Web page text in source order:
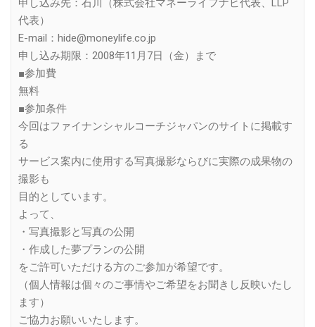
申し込み先：石川（株式会社マネーライフナビ代表、LLP
代表）
E-mail：hide@moneylife.co.jp
申し込み期限：2008年11月7日（金）まで
■参加費
無料
■参加条件
今回はファイナンシャルコーチジャパンのサイトに掲載す
る
サービス案内に使用する写真撮影ならびに実際の成果物の
撮影も
目的としています。
よって、
・写真撮影と写真の公開
・作成した夢プランの公開
をご許可いただける方のご参加が希望です。
（個人情報は個々のご事情やご希望をお聞きし反映いたし
ます）
ご協力お願いいたします。